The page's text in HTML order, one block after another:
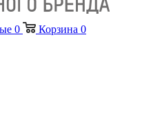
0 Корзина 0